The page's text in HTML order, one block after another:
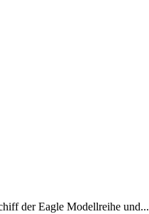
der Eagle Modellreihe und...